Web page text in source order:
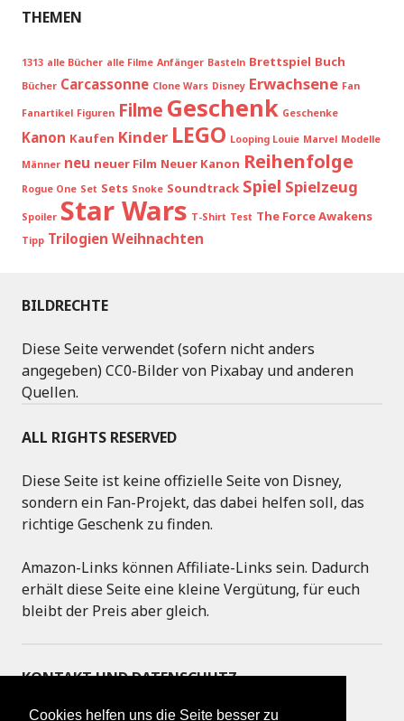
Cookies helfen uns die Seite besser zu
THEMEN
1313 alle Bücher alle Filme Anfänger Basteln Brettspiel Buch
Bücher Carcassonne Clone Wars Disney Erwachsene Fan
Fanartikel Figuren Filme Geschenk Geschenke
Kanon Kaufen Kinder LEGO Looping Louie Marvel Modelle
Männer neu neuer Film Neuer Kanon Reihenfolge
Rogue One Set Sets Snoke Soundtrack Spiel Spielzeug
Spoiler Star Wars T-Shirt Test The Force Awakens
Tipp Trilogien Weihnachten
BILDRECHTE
Diese Seite verwendet (sofern nicht anders
angegeben) CC0-Bilder von Pixabay und anderen
Quellen.
ALL RIGHTS RESERVED
Diese Seite ist keine offizielle Seite von Disney,
sondern ein Fan-Projekt, das dabei helfen soll, das
richtige Geschenk zu finden.
Amazon-Links können Affiliate-Links sein. Dadurch
erhält diese Seite eine kleine Vergütung, für euch
bleibt der Preis aber gleich.
KONTAKT UND DATENSCHUTZ